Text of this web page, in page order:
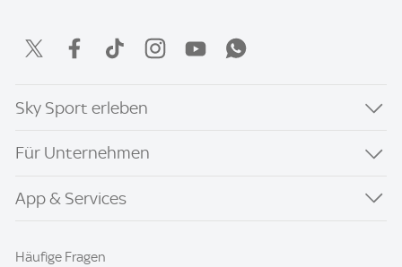
Sky Sport erleben
Für Unternehmen
App & Services
Häufige Fragen